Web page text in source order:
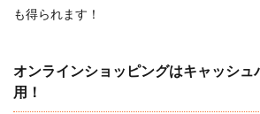
も得られます！
オンラインショッピングはキャッシュ
用！